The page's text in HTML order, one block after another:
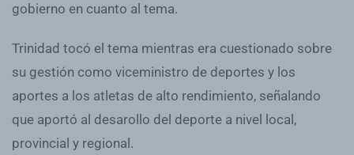
gobierno en cuanto al tema.
Trinidad tocó el tema mientras era cuestionado sobre
su gestión como viceministro de deportes y los
aportes a los atletas de alto rendimiento, señalando
que aportó al desarollo del deporte a nivel local,
provincial y regional.